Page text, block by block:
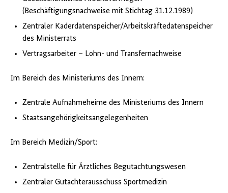
(Beschäftigungsnachweise mit Stichtag 31.12.1989)
Zentraler Kaderdatenspeicher/Arbeitskräftedatenspeicher
des Ministerrats
Vertragsarbeiter – Lohn- und Transfernachweise
Im Bereich des Ministeriums des Innern:
Zentrale Aufnahmeheime des Ministeriums des Innern
Staatsangehörigkeitsangelegenheiten
Im Bereich Medizin/Sport:
Zentralstelle für Ärztliches Begutachtungswesen
Zentraler Gutachterausschuss Sportmedizin